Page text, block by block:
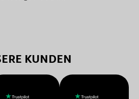
KUNDEN